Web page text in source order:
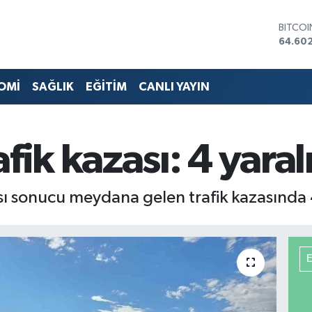
DOLAR
13.768
SAĞLIK EĞİTİM CANLI YAYIN
kazası: 4
sonucu meydana gelen trafik kazasında